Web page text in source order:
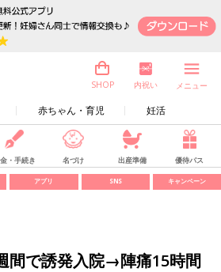
赤ちゃん・育児 妊活
SHOP 内祝い メニュー
・手続き 名づけ 出産準備 優待パス
アプリ SNS キャンペーン
間で誘発入院→陣痛15時間